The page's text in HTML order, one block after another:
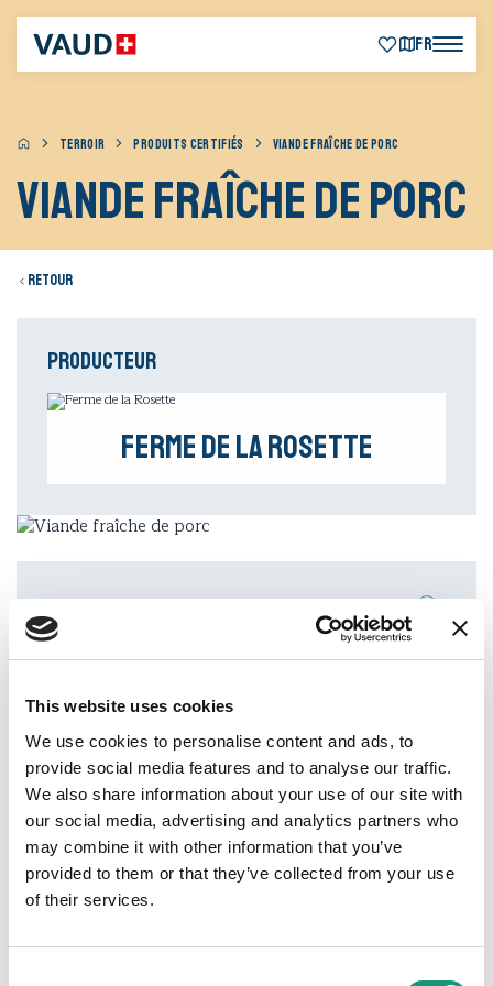
This website uses cookies
We use cookies to personalise content and ads, to
provide social media features and to analyse our traffic.
We also share information about your use of our site with
our social media, advertising and analytics partners who
may combine it with other information that you’ve
provided to them or that they’ve collected from your use
of their services.
FR
TERROIR PRODUITS CERTIFIÉS VIANDE FRAÎCHE DE PORC
Viande fraîche de porc
Retour
Producteur
Ferme de la Rosette
Adresse
Les Moulins
Téléphone
+41 (0)79 713 15 13
E-mail
s-daenzer@hotmail.com
www.fermedelarosette.ch